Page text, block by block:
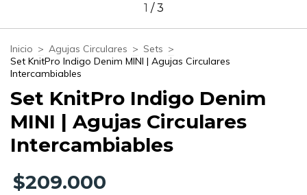
1 /3
Inicio > Agujas Circulares > Sets >
Set KnitPro Indigo Denim MINI | Agujas Circulares
Intercambiables
Set KnitPro Indigo Denim
MINI | Agujas Circulares
Intercambiables
$209.000